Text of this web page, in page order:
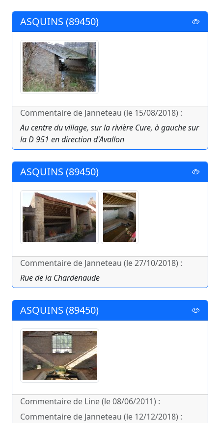
ASQUINS (89450)
Commentaire de Janneteau (le 15/08/2018) :
Au centre du village, sur la rivière Cure, à gauche sur
la D 951 en direction d'Avallon
ASQUINS (89450)
Commentaire de Janneteau (le 27/10/2018) :
Rue de la Chardenaude
ASQUINS (89450)
Commentaire de Line (le 08/06/2011) :
Commentaire de Janneteau (le 12/12/2018) :